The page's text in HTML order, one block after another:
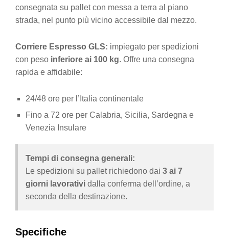
consegnata su pallet con messa a terra al piano
strada, nel punto più vicino accessibile dal mezzo.
Corriere Espresso GLS: impiegato per spedizioni
con peso inferiore ai 100 kg. Offre una consegna
rapida e affidabile:
24/48 ore per l’Italia continentale
Fino a 72 ore per Calabria, Sicilia, Sardegna e
Venezia Insulare
Tempi di consegna generali:
Le spedizioni su pallet richiedono dai 3 ai 7
giorni lavorativi dalla conferma dell’ordine, a
seconda della destinazione.
Specifiche